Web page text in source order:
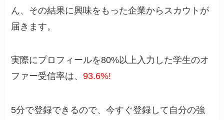
ん、その結果に興味をもった企業からスカウトが
届きます。
実際にプロフィールを80%以上入力した学生のオ
ファー受信率は、93.6%!
5分で登録できるので、今すぐ登録して自分の強